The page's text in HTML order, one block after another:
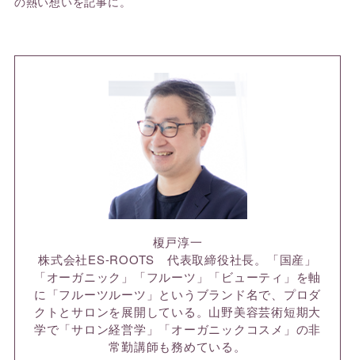
榎戸淳一
株式会社ES-ROOTS 代表取締役社長。「国産」
「オーガニック」「フルーツ」「ビューティ」を軸
に「フルーツルーツ」というブランド名で、プロダ
クトとサロンを展開している。山野美容芸術短期大
学で「サロン経営学」「オーガニックコスメ」の非
常勤講師も務めている。